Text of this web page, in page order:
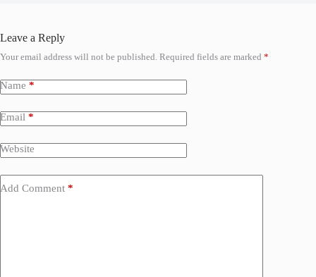
Leave a Reply
Your email address will not be published. Required fields are marked *
Name *
Email *
Website
Add Comment *